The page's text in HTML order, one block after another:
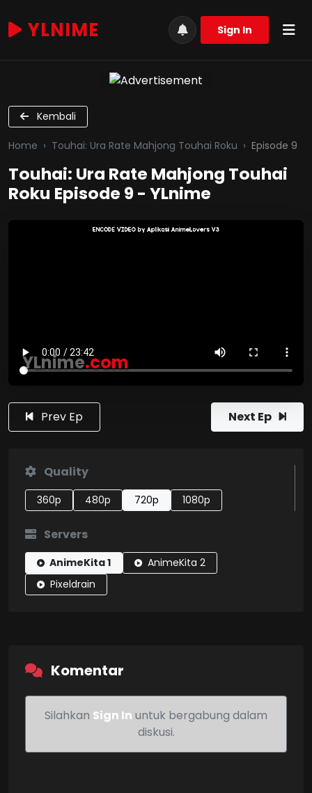
YLNIME Sign In
Kembali
Home Touhai: Ura Rate Mahjong Touhai Roku Episode 9
Touhai: Ura Rate Mahjong Touhai
Roku Episode 9 - YLnime
YLnime.com
Prev Ep Next Ep
Quality
360p 480p 720p 1080p
Servers
AnimeKita 1
AnimeKita 2
Pixeldrain
Komentar
Silahkan Sign In untuk bergabung dalam
diskusi.